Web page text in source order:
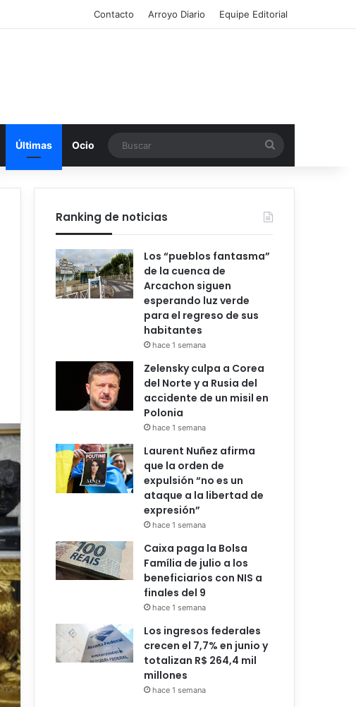
Contacto Arroyo Diario Equipe Editorial
Últimas Ocio
Ranking de noticias
Los “pueblos fantasma”
de la cuenca de
Arcachon siguen
esperando luz verde
para el regreso de sus
habitantes
hace 1 semana
Zelensky culpa a Corea
del Norte y a Rusia del
accidente de un misil en
Polonia
hace 1 semana
Laurent Nuñez afirma
que la orden de
expulsión “no es un
ataque a la libertad de
expresión”
hace 1 semana
Caixa paga la Bolsa
Família de julio a los
beneficiarios con NIS a
finales del 9
hace 1 semana
Los ingresos federales
crecen el 7,7% en junio y
totalizan R$ 264,4 mil
millones
hace 1 semana